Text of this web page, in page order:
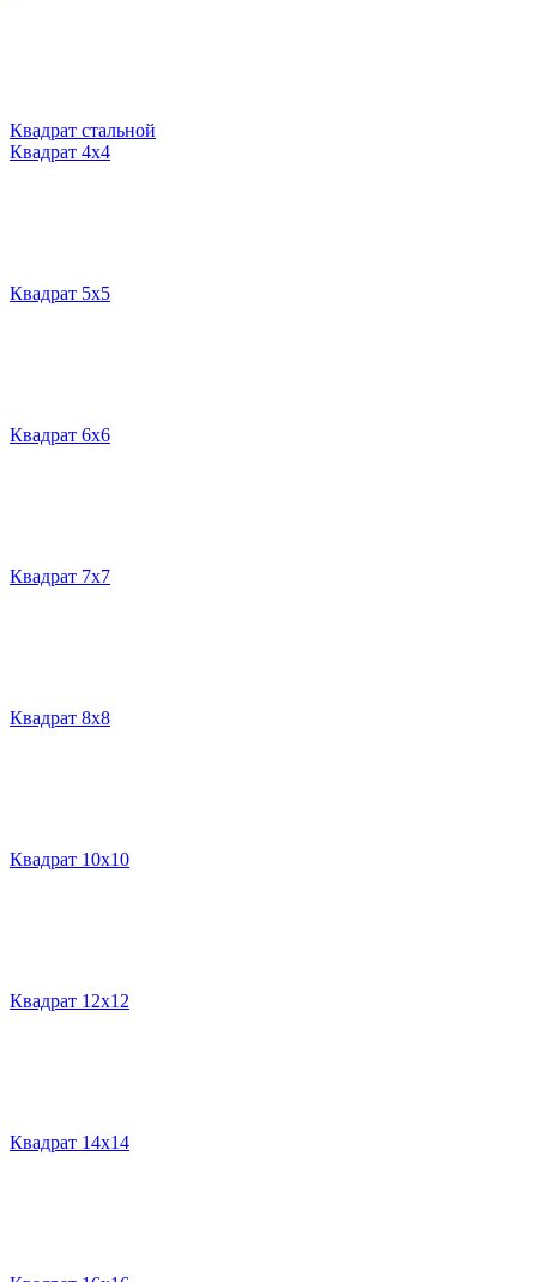
Квадрат стальной
Квадрат 4х4
Квадрат 5х5
Квадрат 6х6
Квадрат 7х7
Квадрат 8х8
Квадрат 10х10
Квадрат 12х12
Квадрат 14х14